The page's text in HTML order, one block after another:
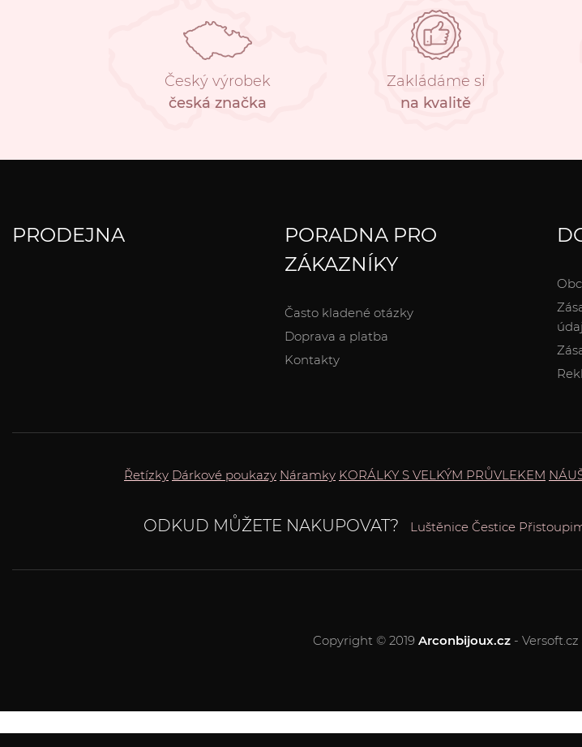
Český výrobek
česká značka
Zakládáme si
na kvalitě
PRODEJNA
PORADNA PRO
ZÁKAZNÍKY
Často kladené otázky
Doprava a platba
Kontakty
Řetízky Dárkové poukazy Náramky KORÁLKY S VELKÝM PRŮVLEKEM
ODKUD MŮŽETE NAKUPOVAT? Luštěnice Čestice
Copyright © 2019 Arconbijoux.cz -